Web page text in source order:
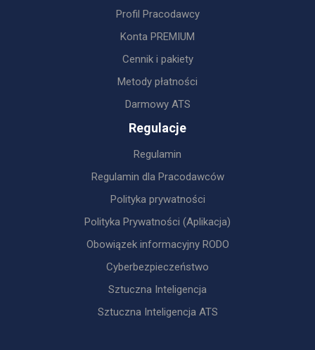
Profil Pracodawcy
Konta PREMIUM
Cennik i pakiety
Metody płatności
Darmowy ATS
Regulacje
Regulamin
Regulamin dla Pracodawców
Polityka prywatności
Polityka Prywatności (Aplikacja)
Obowiązek informacyjny RODO
Cyberbezpieczeństwo
Sztuczna Inteligencja
Sztuczna Inteligencja ATS